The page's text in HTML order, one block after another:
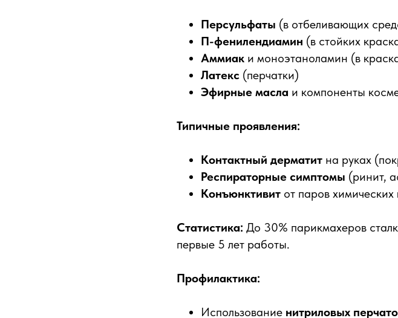
Персульфаты (в отбеливающих
П-фенилендиамин (в стойких
Аммиак и моноэтаноламин (в
Латекс (перчатки)
Эфирные масла и компоненты
Типичные проявления:
Контактный дерматит на руках
Респираторные симптомы (ринит,
Конъюнктивит от паров химических
Статистика: До 30% парикмахеров
первые 5 лет работы.
Профилактика:
Использование нитриловых